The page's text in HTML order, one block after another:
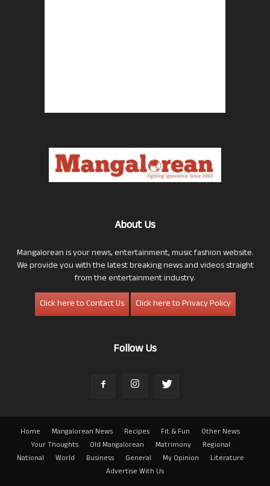
About Us
Mangalorean is your news, entertainment, music fashion website.
We provide you with the latest breaking news and videos straight
from the entertainment industry.
Click here to Contact Us
Click here to Privacy Policy
Follow Us
Home Mangalorean News Recipes Fit & Fun
Other News
Your Thoughts
Old Mangalorean Matrimony
Regional
National
World Business General My Opinion
Literature
Advertise With Us